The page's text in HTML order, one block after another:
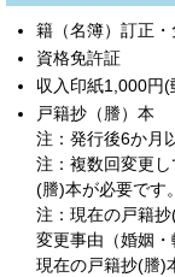
籍（名簿）訂正
資格免許証
収入印紙1,000円
戸籍抄（謄）本
注：発行後6か月
注：複数回変更
(謄)本が必要です。
注：現在の戸籍抄
変更事由（婚姻・
現在の戸籍抄(謄)